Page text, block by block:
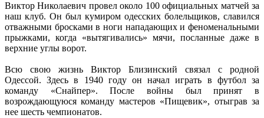
Виктор Николаевич провел около 100 официальных матчей за
наш клуб. Он был кумиром одесских болельщиков, славился
отважными бросками в ноги нападающих и феноменальными
прыжками, когда «вытягивались» мячи, посланные даже в
верхние углы ворот.
Всю свою жизнь Виктор Близинский связал с родной
Одессой. Здесь в 1940 году он начал играть в футбол за
команду «Снайпер». После войны был принят в
возрождающуюся команду мастеров «Пищевик», отыграв за
нее шесть чемпионатов.